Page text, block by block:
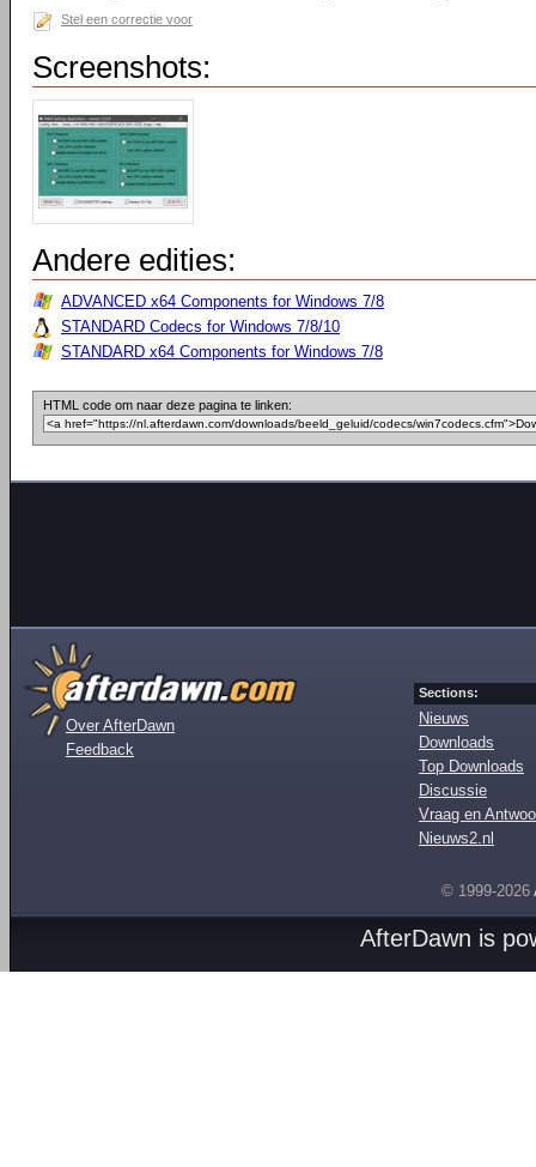
Stel een correctie voor
Screenshots:
Andere edities:
ADVANCED x64 Components for Windows 7/8
STANDARD Codecs for Windows 7/8/10
STANDARD x64 Components for Windows 7/8
HTML code om naar deze pagina te linken:
Over AfterDawn
Feedback
Sections:
Nieuws
Downloads
Top Downloads
Discussie
Vraag en
Nieuws2.nl
© 1999-2026
AfterDawn is